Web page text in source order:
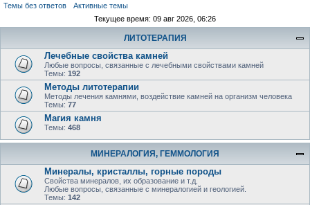
Темы без ответов
Активные темы
Текущее время: 09 авг 2026, 06:26
ЛИТОТЕРАПИЯ
Лечебные свойства камней
Любые вопросы, связанные с лечебными свойствами камней
Темы: 192
Методы литотерапии
Методы лечения камнями, воздействие камней на организм человека
Темы: 77
Магия камня
Темы: 468
МИНЕРАЛОГИЯ, ГЕММОЛОГИЯ
Минералы, кристаллы, горные породы
Свойства минералов, их образование и т.д.
Любые вопросы, связанные с минералогией и геологией.
Темы: 142